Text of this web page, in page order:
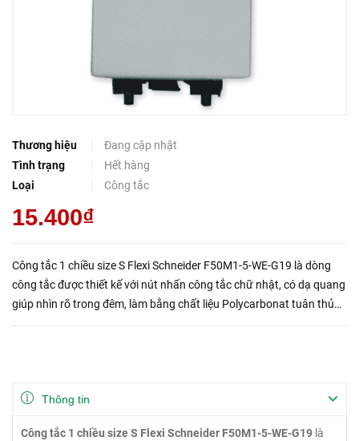
Thương hiệu
Đang cập nhật
Tình trạng
Hết hàng
Loại
Công tắc
15.400₫
Công tắc 1 chiều size S Flexi Schneider F50M1-5-WE-G19 là dòng
công tắc được thiết kế với nút nhấn công tắc chữ nhật, có dạ quang
giúp nhìn rõ trong đêm, làm bằng chất liệu Polycarbonat tuân thủ
Thông tin
Công tắc 1 chiều size S Flexi Schneider F50M1-5-WE-G19 là